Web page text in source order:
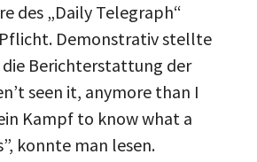
des „Daily Telegraph“
Demonstrativ stellte
Berichterstattung der
seen it, anymore than I
Kampf to know what a
konnte man lesen.